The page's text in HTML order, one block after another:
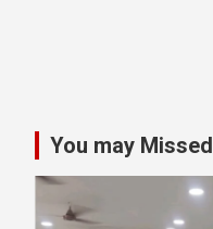
You may Missed